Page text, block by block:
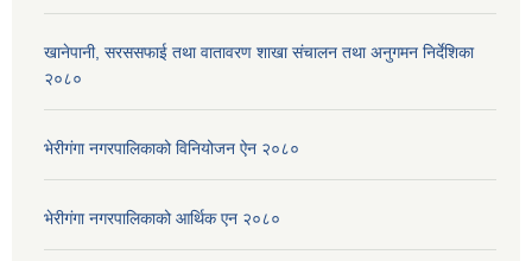
खानेपानी, सरससफाई तथा वातावरण शाखा संचालन तथा अनुगमन निर्देशिका
२०८०
भेरीगंगा नगरपालिकाको विनियोजन ऐन २०८०
भेरीगंगा नगरपालिकाको आर्थिक एन २०८०